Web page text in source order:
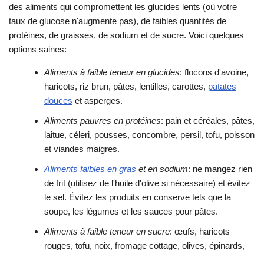
des aliments qui compromettent les glucides lents (où votre
taux de glucose n'augmente pas), de faibles quantités de
protéines, de graisses, de sodium et de sucre. Voici quelques
options saines:
Aliments à faible teneur en glucides: flocons d'avoine,
haricots, riz brun, pâtes, lentilles, carottes, patates
douces et asperges.
Aliments pauvres en protéines: pain et céréales, pâtes,
laitue, céleri, pousses, concombre, persil, tofu, poisson
et viandes maigres.
Aliments faibles en gras et en sodium: ne mangez rien
de frit (utilisez de l'huile d'olive si nécessaire) et évitez
le sel. Évitez les produits en conserve tels que la
soupe, les légumes et les sauces pour pâtes.
Aliments à faible teneur en sucre: œufs, haricots
rouges, tofu, noix, fromage cottage, olives, épinards,